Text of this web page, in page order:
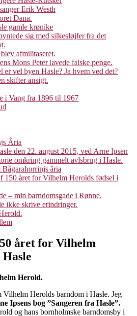
Erik Westh
Dana.
gamle krønike
sig med silkesløjfer fra det
afmilitaseret.
Mons Peter lavede falske penge.
er vel byen Hasle? Ja hvem ved det?
skifter ansigt.
i Vang fra 1896 til 1967
Âria
den 22. august 2015, ved Arne Ipsen
omkring gammelt avlsbrug i Hasle.
âria
150 året for Vilhelm Herolds fødsel i
– min barndomsgade i Rønne.
ikke skrive erindringer.
året for Vilhelm
Herold.
Vilhelm Herolds barndom i Hasle. Jeg
Ipsens bog ”Sangeren fra Hasle”.
og hans bornholmske barndomsby i